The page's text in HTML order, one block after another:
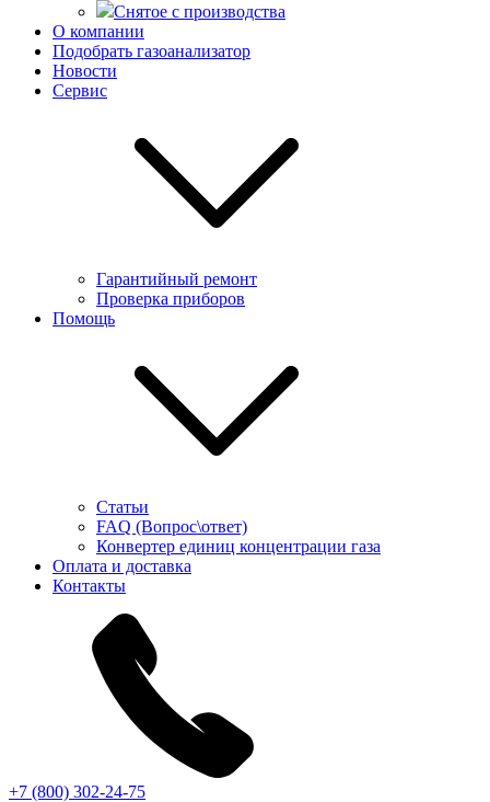
Снятое с производства
О компании
Подобрать газоанализатор
Новости
Сервис
Гарантийный ремонт
Проверка приборов
Помощь
Статьи
FAQ (Вопрос\ответ)
Конвертер единиц концентрации газа
Оплата и доставка
Контакты
+7 (800) 302-24-75